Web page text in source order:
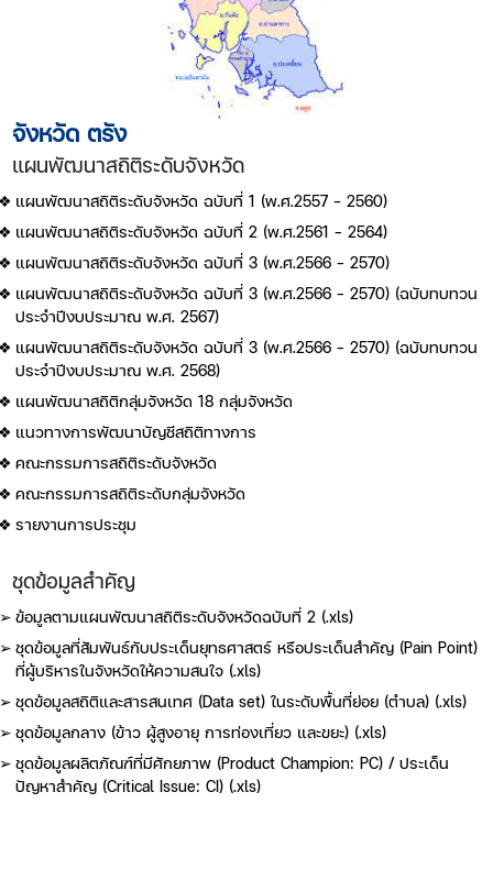
จังหวัด ตรัง
แผนพัฒนาสถิติระดับจังหวัด
แผนพัฒนาสถิติระดับจังหวัด ฉบับที่ 1 (พ.ศ.2557 - 2560)
แผนพัฒนาสถิติระดับจังหวัด ฉบับที่ 2 (พ.ศ.2561 - 2564)
แผนพัฒนาสถิติระดับจังหวัด ฉบับที่ 3 (พ.ศ.2566 - 2570)
แผนพัฒนาสถิติระดับจังหวัด ฉบับที่ 3 (พ.ศ.2566 - 2570) (ฉบับทบทวน
ประจำปีงบประมาณ พ.ศ. 2567)
แผนพัฒนาสถิติระดับจังหวัด ฉบับที่ 3 (พ.ศ.2566 - 2570) (ฉบับทบทวน
ประจำปีงบประมาณ พ.ศ. 2568)
แผนพัฒนาสถิติกลุ่มจังหวัด 18 กลุ่มจังหวัด
แนวทางการพัฒนาบัญชีสถิติทางการ
คณะกรรมการสถิติระดับจังหวัด
คณะกรรมการสถิติระดับกลุ่มจังหวัด
รายงานการประชุม
ชุดข้อมูลสำคัญ
ข้อมูลตามแผนพัฒนาสถิติระดับจังหวัดฉบับที่ 2 (.xls)
ชุดข้อมูลที่สัมพันธ์กับประเด็นยุทธศาสตร์ หรือประเด็นสำคัญ (Pain Point)
ที่ผู้บริหารในจังหวัดให้ความสนใจ (.xls)
ชุดข้อมูลสถิติและสารสนเทศ (Data set) ในระดับพื้นที่ย่อย (ตำบล) (.xls)
ชุดข้อมูลกลาง (ข้าว ผู้สูงอายุ การท่องเที่ยว และขยะ) (.xls)
ชุดข้อมูลผลิตภัณฑ์ที่มีศักยภาพ (Product Champion: PC) / ประเด็น
ปัญหาสำคัญ (Critical Issue: CI) (.xls)